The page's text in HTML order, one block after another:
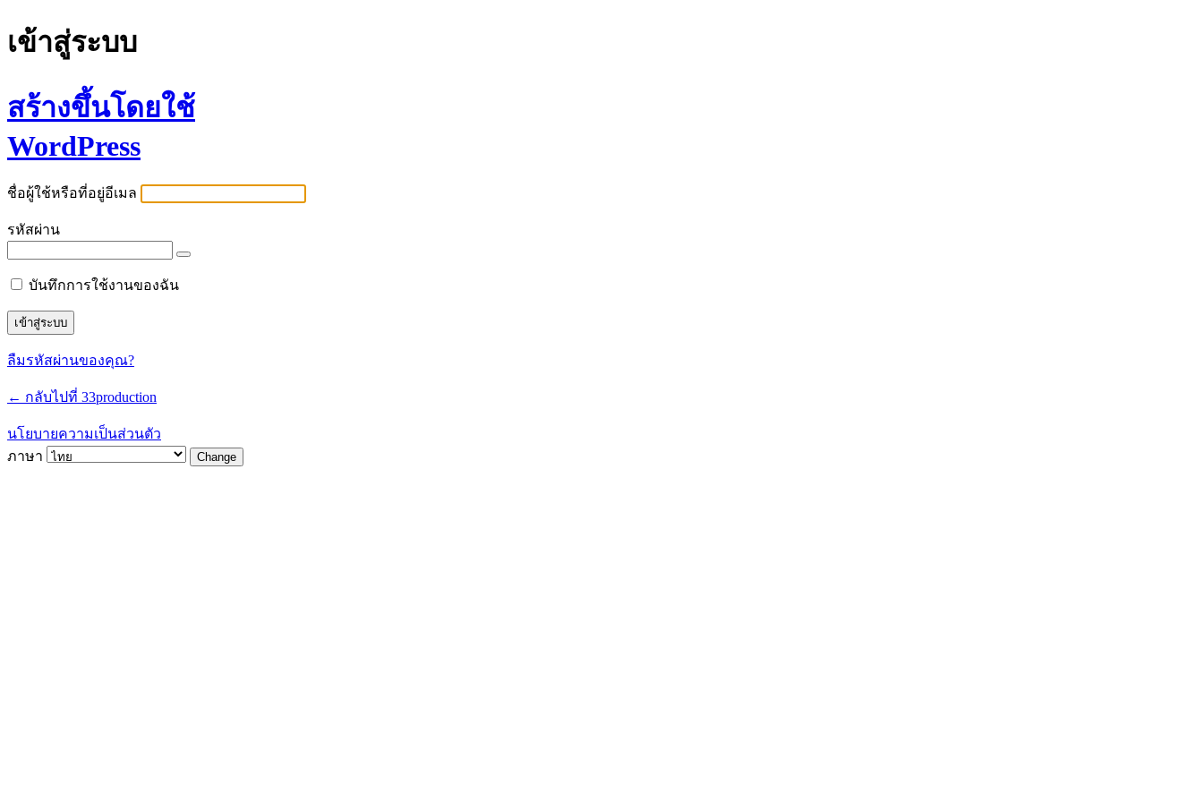
เข้าสู่ระบบ
สร้างขึ้นโดยใช้
WordPress
ชื่อผู้ใช้หรือที่อยู่อีเมล
รหัสผ่าน
บันทึกการใช้งานของฉัน
ลืมรหัสผ่านของคุณ?
← กลับไปที่ 33production
นโยบายความเป็นส่วนตัว
ภาษา